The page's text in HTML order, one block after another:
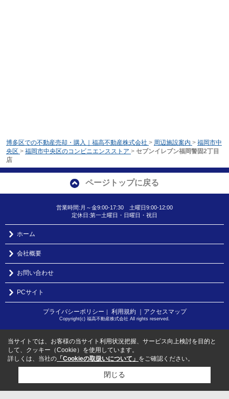
博多区での不動産売却・購入｜福高不動産株式会社 > 周辺施設案内 > 福岡市中
央区 > 福岡市中央区のコンビニエンスストア > セブンイレブン福岡警固2丁目
店
ページトップに戻る
営業時間:月～金9:00-17:30 土曜日9:00-12:00
定休日:第一土曜日・日曜日・祝日
ホーム
会社概要
お問い合わせ
PCサイト
プライバシーポリシー ｜ 利用規約 ｜アクセスマップ
Copyright(c) 福高不動産株式会社 All rights reserved.
当サイトでは、お客様の当サイト利用状況把握、サービス向上検討を目的と
して、クッキー（Cookie）を使用しています。
詳しくは、当社の 「Cookieの取扱いについて」 をご確認ください。
閉じる